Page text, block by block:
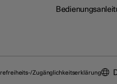
Zugänglichkeitserklärung